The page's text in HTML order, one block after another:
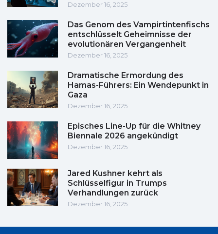
Dezember 16, 2025
Das Genom des Vampirtintenfischs
entschlüsselt Geheimnisse der
evolutionären Vergangenheit
Dezember 16, 2025
Dramatische Ermordung des
Hamas-Führers: Ein Wendepunkt in
Gaza
Dezember 16, 2025
Episches Line-Up für die Whitney
Biennale 2026 angekündigt
Dezember 16, 2025
Jared Kushner kehrt als
Schlüsselfigur in Trumps
Verhandlungen zurück
Dezember 16, 2025